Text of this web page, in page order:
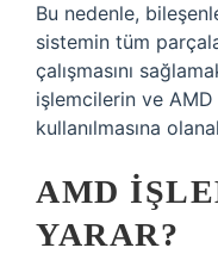
Bu nedenle,
sistemin tüm
çalışmasını
işlemcilerin ve
kullanılmasına
AMD
YARAR?